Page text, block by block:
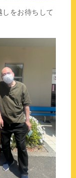
をお待ちして